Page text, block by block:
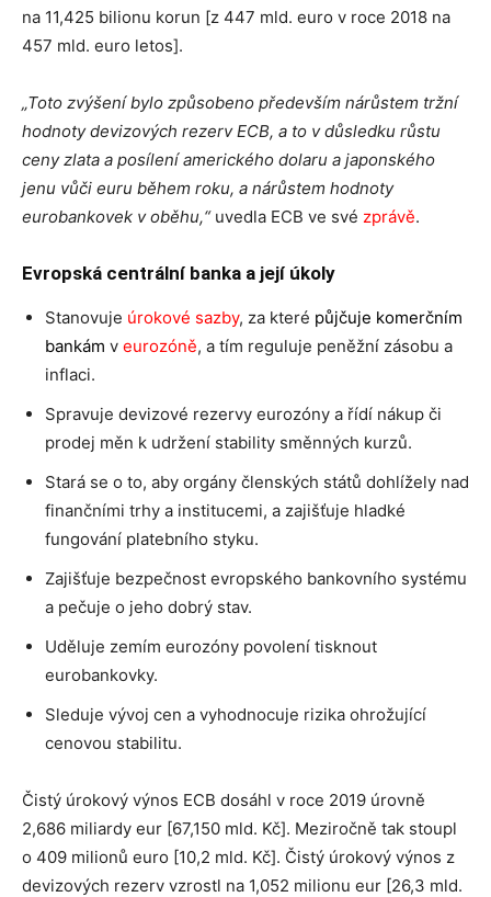
na 11,425 bilionu korun [z 447 mld. euro v roce 2018 na
457 mld. euro letos].
„Toto zvýšení bylo způsobeno především nárůstem tržní
hodnoty devizových rezerv ECB, a to v důsledku růstu
ceny zlata a posílení amerického dolaru a japonského
jenu vůči euru během roku, a nárůstem hodnoty
eurobankovek v oběhu,“ uvedla ECB ve své zprávě.
Evropská centrální banka a její úkoly
Stanovuje úrokové sazby, za které půjčuje komerčním
bankám v eurozóně, a tím reguluje peněžní zásobu a
inflaci.
Spravuje devizové rezervy eurozóny a řídí nákup či
prodej měn k udržení stability směnných kurzů.
Stará se o to, aby orgány členských států dohlížely nad
finančními trhy a institucemi, a zajišťuje hladké
fungování platebního styku.
Zajišťuje bezpečnost evropského bankovního systému
a pečuje o jeho dobrý stav.
Uděluje zemím eurozóny povolení tisknout
eurobankovky.
Sleduje vývoj cen a vyhodnocuje rizika ohrožující
cenovou stabilitu.
Čistý úrokový výnos ECB dosáhl v roce 2019 úrovně
2,686 miliardy eur [67,150 mld. Kč]. Meziročně tak stoupl
o 409 milionů euro [10,2 mld. Kč]. Čistý úrokový výnos z
devizových rezerv vzrostl na 1,052 milionu eur [26,3 mld.